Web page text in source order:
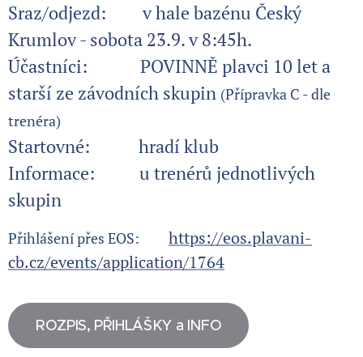
Sraz/odjezd: v hale bazénu Český
Krumlov - sobota 23.9. v 8:45h.
Účastníci: POVINNĚ plavci 10 let a
starší ze závodních skupin (Přípravka C - dle
trenéra)
Startovné: hradí klub
Informace: u trenérů jednotlivých
skupin
Přihlášení přes EOS: https://eos.plavani-
cb.cz/events/application/1764
ROZPIS, PŘIHLÁŠKY a INFO